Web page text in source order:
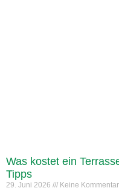
Was kostet ein
Tipps
29. Juni 2026 Keine